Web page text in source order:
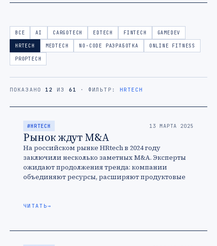
ВСЕ AI CARGOTECH EDTECH FINTECH GAMEDEV
HRTECH MEDTECH NO-CODE РАЗРАБОТКА ONLINE FITNESS
PROPTECH
ПОКАЗАНО 12 ИЗ 61 · ФИЛЬТР: HRTECH
#HRTECH 13 МАРТА 2025
Рынок ждут M&A
На российском рынке HRtech в 2024 году
заключили несколько заметных M&A. Эксперты
ожидают продолжения тренда: компании
объединяют ресурсы, расширяют продуктовые
ЧИТАТЬ→